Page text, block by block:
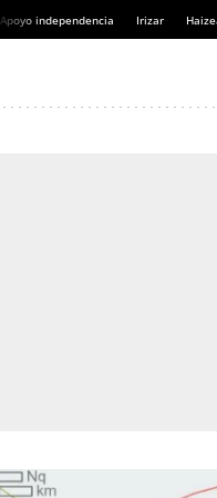
Apoyo independencia Irizar